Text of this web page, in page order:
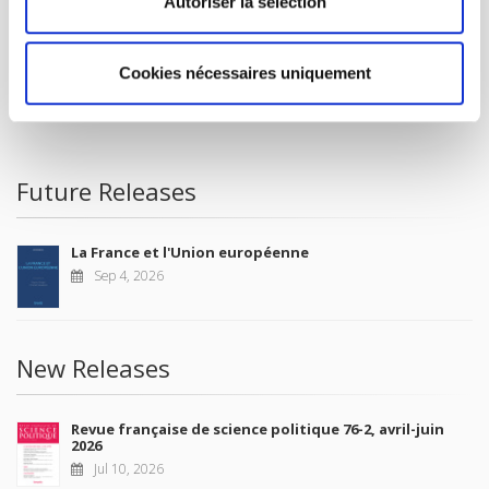
Cookies nécessaires uniquement
FOR BOOKSHOPS
CONDITIONS OF SALE
MY ACCOUNT
Future Releases
La France et l'Union européenne
Sep 4, 2026
New Releases
Revue française de science politique 76-2, avril-juin
2026
Jul 10, 2026